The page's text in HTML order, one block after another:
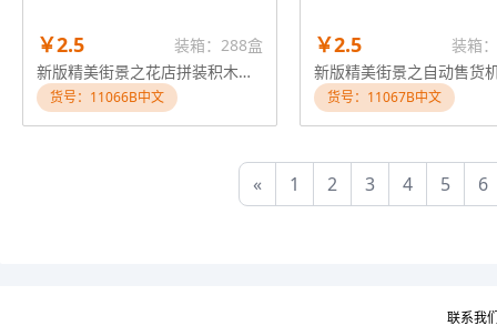
￥2.5
装箱：288盒
新版精美街景之花店拼装积木（12只装一展示盒，6款6造型，彩盒精美UV工艺）益智玩具积木玩具
货号：11066B中文
￥2.5 装箱
货号：11067B中文
« 1 2 3 4 5 6
联系我